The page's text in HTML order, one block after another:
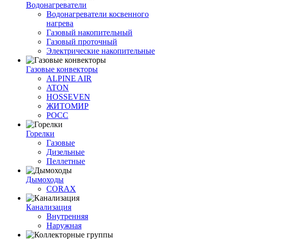
Водонагреватели
Водонагреватели косвенного
нагрева
Газовый накопительный
Газовый проточный
Электрические накопительные
Газовые конвекторы
ALPINE AIR
ATON
HOSSEVEN
ЖИТОМИР
РОСС
Горелки
Газовые
Дизельные
Пеллетные
Дымоходы
CORAX
Канализация
Внутренняя
Наружная